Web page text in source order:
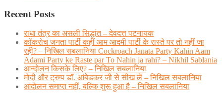
Recent Posts
राधा तंत्र का असली सिद्धांत – देवदत्त पटनायक
कॉकरोच जनता पार्टी कहीं आम आदमी पार्टी के रास्ते पर तो नहीं जा
रही? – निखिल सबलानिया Cockroach Janata Party Kahin Aam
Adami Party ke Raste par To Nahin ja rahi? – Nikhil Sablania
आन्दोलन किसके लिए? – निखिल सबलानिया
मोदी और ट्रम्प डाॅ. आंबेडकर जी से सीख लें – निखिल सबलानिया
आंदोलन समाप्त नहीं, बल्कि शुरू हुआ है – निखिल सबलानिया